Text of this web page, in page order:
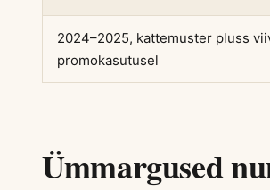
2024–2025, kattemuster pluss
promokasutusel
Ümmargused